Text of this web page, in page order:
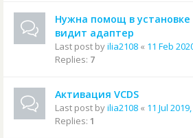
Нужна помощ в
видит адаптер
Last post byilia2108 « 11 Feb
Replies: 7
Активация VCDS
Last post byilia2108 « 11 Jul
Replies: 1